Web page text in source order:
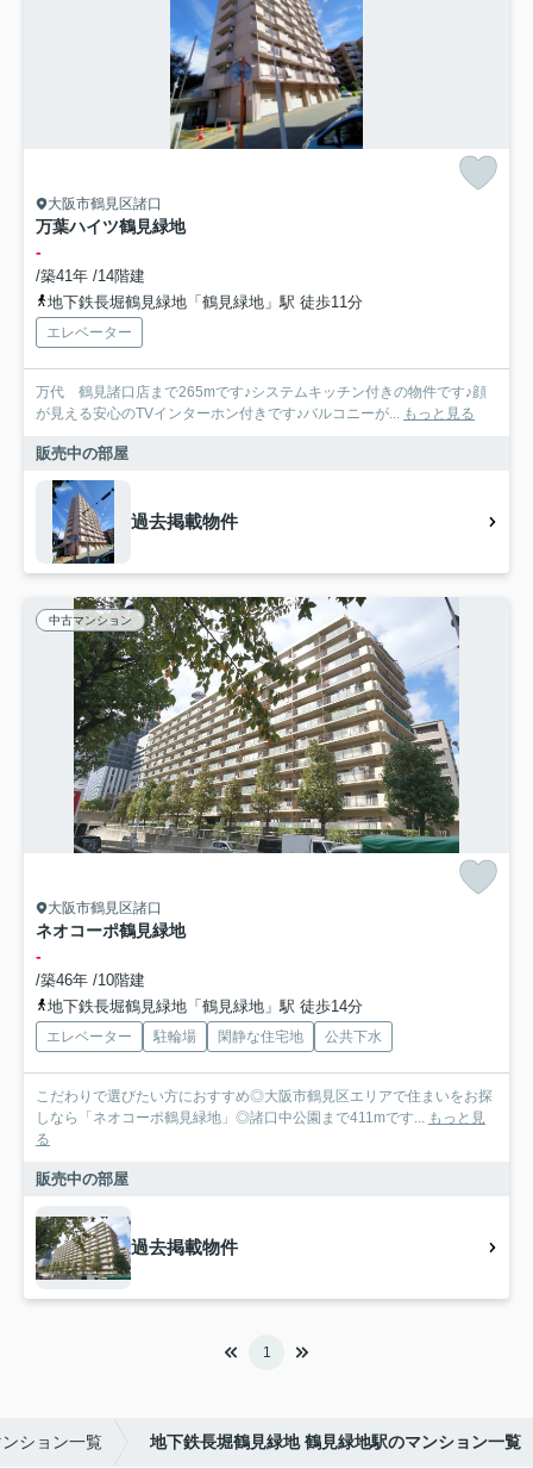
大阪市鶴見区諸口
万葉ハイツ鶴見緑地
-
/築41年 /14階建
地下鉄長堀鶴見緑地「鶴見緑地」駅 徒歩11分
エレベーター
万代 鶴見諸口店まで265mです♪システムキッチン付きの物件です♪顔
が見える安心のTVインターホン付きです♪バルコニーが... もっと見る
販売中の部屋
過去掲載物件
中古マンション
大阪市鶴見区諸口
ネオコーポ鶴見緑地
-
/築46年 /10階建
地下鉄長堀鶴見緑地「鶴見緑地」駅 徒歩14分
エレベーター 駐輪場 閑静な住宅地 公共下水
こだわりで選びたい方におすすめ◎大阪市鶴見区エリアで住まいをお探
しなら「ネオコーポ鶴見緑地」◎諸口中公園まで411mです... もっと見
る
販売中の部屋
過去掲載物件
1
ション一覧 地下鉄長堀鶴見緑地 鶴見緑地駅のマンション一覧